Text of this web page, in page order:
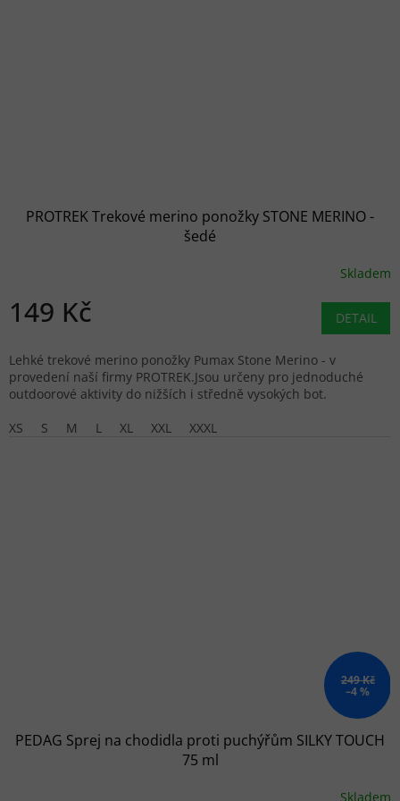
PROTREK Trekové merino ponožky STONE MERINO -
šedé
Skladem
149 Kč DETAIL
Lehké trekové merino ponožky Pumax Stone Merino - v
provedení naší firmy PROTREK.Jsou určeny pro jednoduché
outdoorové aktivity do nižších i středně vysokých bot.
XS
S M L XL XXL XXXL
249 Kč
–4 %
PEDAG Sprej na chodidla proti puchýřům SILKY TOUCH
75 ml
Skladem